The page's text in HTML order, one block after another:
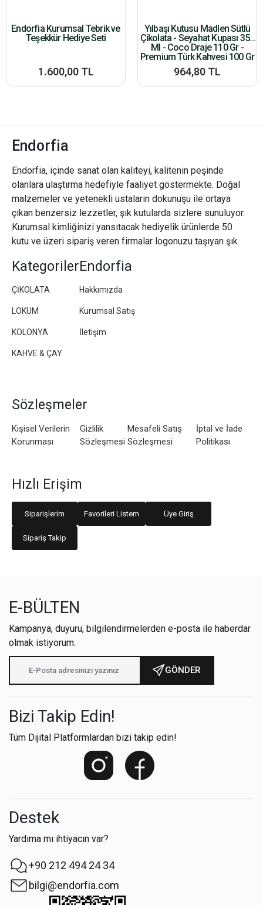
Endorfia Kurumsal Tebrik ve
Teşekkür Hediye Seti
1.600,00 TL
Yılbaşı Kutusu Madlen Sütlü
Çikolata - Seyahat Kupası 350
Ml - Coco Draje 110 Gr -
Premium Türk Kahvesi 100 Gr
964,80 TL
Endorfia
Endorfia, içinde sanat olan kaliteyi, kalitenin peşinde
olanlara ulaştırma hedefiyle faaliyet göstermekte. Doğal
malzemeler ve yetenekli ustaların dokunuşu ile ortaya
çıkan benzersiz lezzetler, şık kutularda sizlere sunuluyor.
Kurumsal kimliğinizi yansıtacak hediyelik ürünlerde 50
kutu ve üzeri sipariş veren firmalar logonuzu taşıyan şık
Kategoriler
ÇİKOLATA
LOKUM
KOLONYA
KAHVE & ÇAY
Endorfia
Hakkımızda
Kurumsal Satış
İletişim
Sözleşmeler
Kişisel Verilerin
Korunması
Gizlilik
Sözleşmesi
Mesafeli Satış
Sözleşmesi
İptal ve İade
Politikası
Hızlı Erişim
Siparişlerim Favorileri Listem Üye Giriş
Sipariş Takip
E-BÜLTEN
Kampanya, duyuru, bilgilendirmelerden e-posta ile haberdar
olmak istiyorum.
GÖNDER
Bizi Takip Edin!
Tüm Dijital Platformlardan bizi takip edin!
Destek
Yardıma mı ihtiyacın var?
+90 212 494 24 34
bilgi@endorfia.com